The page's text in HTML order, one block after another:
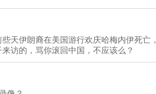
天伊朗裔在美国游行欢庆哈梅内伊死亡，
访的，骂你滚回中国，不应该么？